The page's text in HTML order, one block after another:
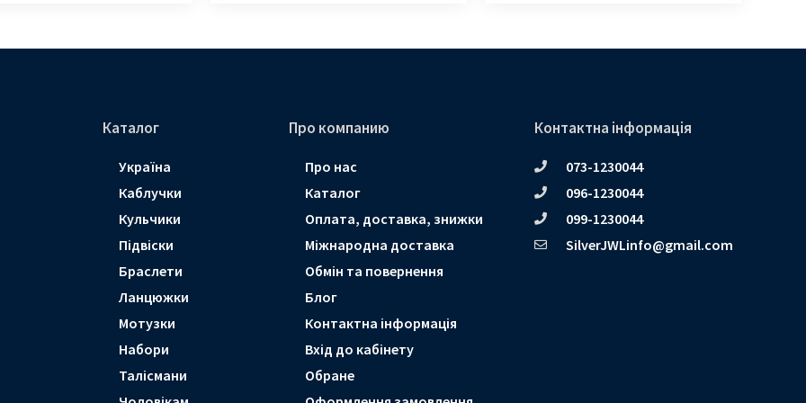
Каталог
Україна
Каблучки
Кульчики
Підвіски
Браслети
Ланцюжки
Мотузки
Набори
Талісмани
Про компанию
Про нас
Каталог
Оплата, доставка, знижки
Мiжнародна доставка
Обмін та повернення
Блог
Контактна інформація
Вхід до кабінету
Обране
Контактна інформація
073-1230044
096-1230044
099-1230044
SilverJWLinfo@gmail.com